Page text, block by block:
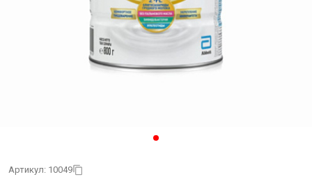
Артикул: 10049